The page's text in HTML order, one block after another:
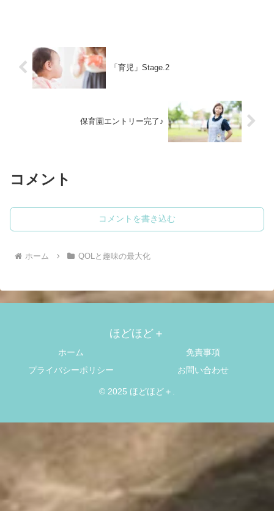
「育児」Stage.2
保育園エントリー完了♪
コメント
コメントを書き込む
ホーム QOLと趣味の最大化
ほどほど＋
ホーム
免責事項
プライバシーポリシー
お問い合わせ
© 2025 ほどほど＋.